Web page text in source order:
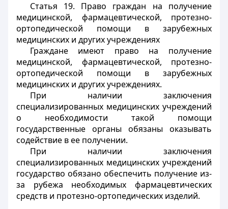
Статья 19. Право граждан на получение
медицинской, фармацевтической, протезно-
ортопедической помощи в зарубежных
медицинских и других учреждениях
Граждане имеют право на получение
медицинской, фармацевтической, протезно-
ортопедической помощи в зарубежных
медицинских и других учреждениях.
При наличии заключения
специализированных медицинских учреждений
о необходимости такой помощи
государственные органы обязаны оказывать
содействие в ее получении.
При наличии заключения
специализированных медицинских учреждений
государство обязано обеспечить получение из-
за рубежа необходимых фармацевтических
средств и протезно-ортопедических изделий.